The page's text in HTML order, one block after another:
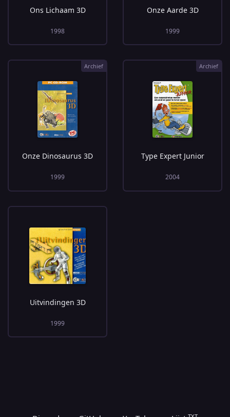
Ons Lichaam 3D
1998
Onze Aarde 3D
1999
Onze Dinosaurus 3D
1999
Archief
Type Expert Junior
2004
Archief
Uitvindingen 3D
1999